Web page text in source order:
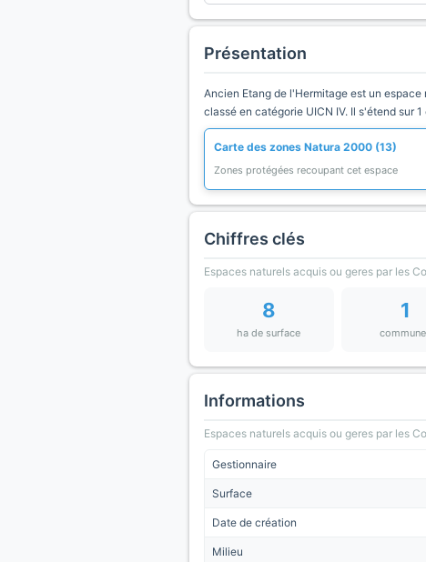
Présentation
Ancien Etang de l'Hermitage est un
classé en catégorie UICN IV. Il s'étend sur 1
Carte des zones Natura 2000 (13)
Zones protégées recoupant cet espace
Chiffres clés
Espaces naturels acquis ou geres par les
8
ha de surface
1
Informations
Espaces naturels acquis ou geres par les
Gestionnaire
Surface
Date de création
Milieu